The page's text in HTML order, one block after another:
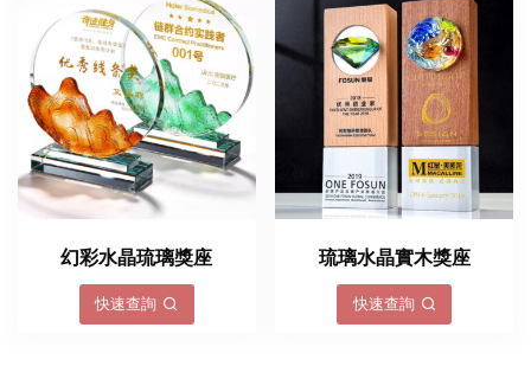
幻彩水晶琉璃獎座
快速查詢
琉璃水晶實木獎座
快速查詢